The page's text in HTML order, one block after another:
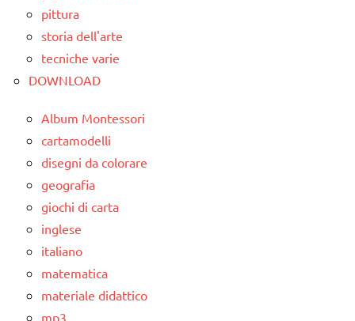
pittura
storia dell'arte
tecniche varie
DOWNLOAD
Album Montessori
cartamodelli
disegni da colorare
geografia
giochi di carta
inglese
italiano
matematica
materiale didattico
mp3